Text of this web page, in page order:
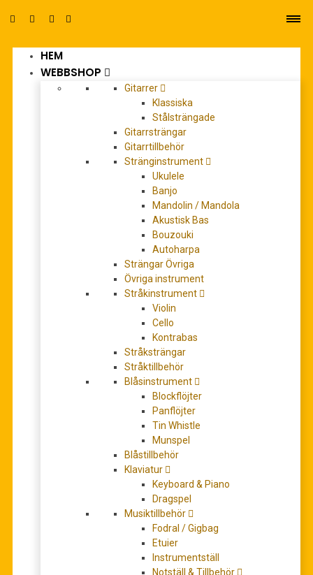
HEM
WEBBSHOP
Gitarrer
Klassiska
Stålsträngade
Gitarrsträngar
Gitarrtillbehör
Stränginstrument
Ukulele
Banjo
Mandolin / Mandola
Akustisk Bas
Bouzouki
Autoharpa
Strängar Övriga
Övriga instrument
Stråkinstrument
Violin
Cello
Kontrabas
Stråksträngar
Stråktillbehör
Blåsinstrument
Blockflöjter
Panflöjter
Tin Whistle
Munspel
Blåstillbehör
Klaviatur
Keyboard & Piano
Dragspel
Musiktillbehör
Fodral / Gigbag
Etuier
Instrumentställ
Notställ & Tillbehör
D’Addario Acoustic Guitar Humidifier Pro / Luftfuktare
för akustisk gitarr
199,00kr
LÄGG TILL I VARUKORG